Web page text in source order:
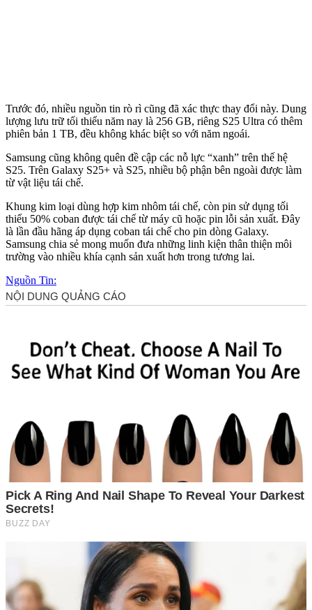
Trước đó, nhiều nguồn tin rò rì cũng đã xác thực thay đổi này. Dung
lượng lưu trữ tối thiểu năm nay là 256 GB, riêng S25 Ultra có thêm
phiên bản 1 TB, đều không khác biệt so với năm ngoái.
Samsung cũng không quên đề cập các nỗ lực “xanh” trên thế hệ
S25. Trên Galaxy S25+ và S25, nhiều bộ phận bên ngoài được làm
từ vật liệu tái chế.
Khung kim loại dùng hợp kim nhôm tái chế, còn pin sử dụng tối
thiểu 50% coban được tái chế từ máy cũ hoặc pin lỗi sản xuất. Đây
là lần đầu hãng áp dụng coban tái chế cho pin dòng Galaxy.
Samsung chia sẻ mong muốn đưa những linh kiện thân thiện môi
trường vào nhiều khía cạnh sản xuất hơn trong tương lai.
Nguồn Tin: